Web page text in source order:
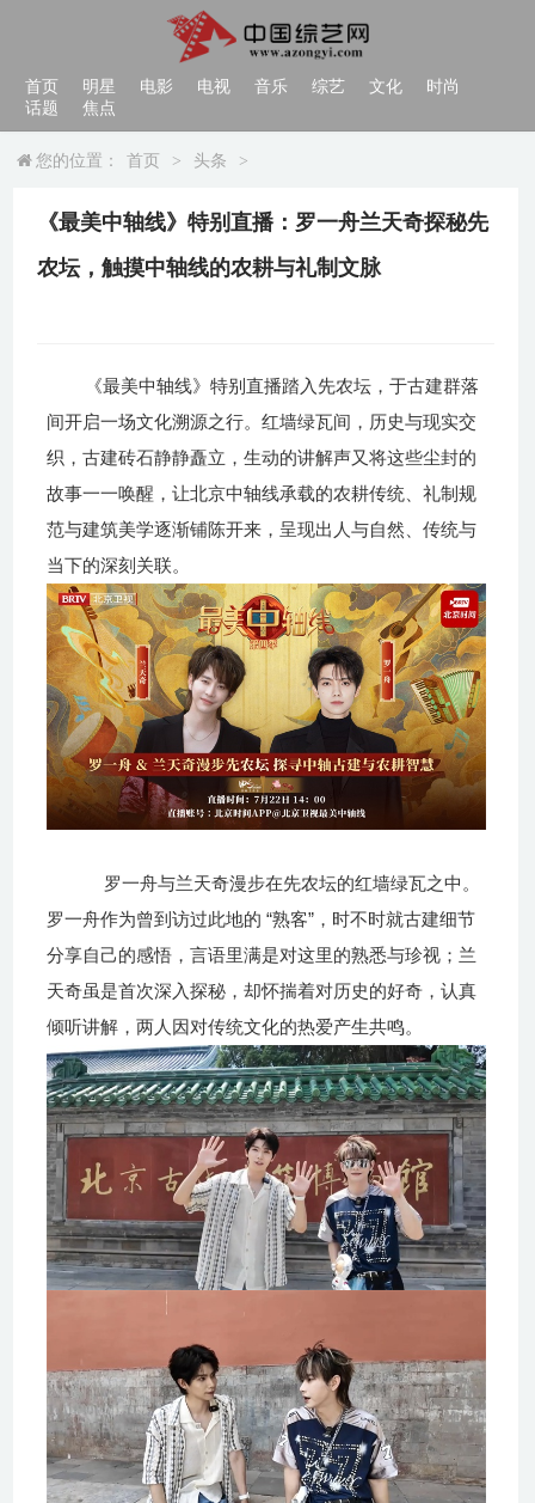
首页 明星 电影 电视 音乐 综艺 文化
时尚
话题
焦点
您的位置： 首页 > 头条 >
《最美中轴线》特别直播：罗一舟兰天奇探秘先
农坛，触摸中轴线的农耕与礼制文脉
《最美中轴线》特别直播踏入先农坛，于古建群落
间开启一场文化溯源之行。红墙绿瓦间，历史与现实交
织，古建砖石静静矗立，生动的讲解声又将这些尘封的
故事一一唤醒，让北京中轴线承载的农耕传统、礼制规
范与建筑美学逐渐铺陈开来，呈现出人与自然、传统与
当下的深刻关联。
罗一舟与兰天奇漫步在先农坛的红墙绿瓦之中。
罗一舟作为曾到访过此地的 “熟客”，时不时就古建细节
分享自己的感悟，言语里满是对这里的熟悉与珍视；兰
天奇虽是首次深入探秘，却怀揣着对历史的好奇，认真
倾听讲解， 两人因对传统文化的热爱产生共鸣。